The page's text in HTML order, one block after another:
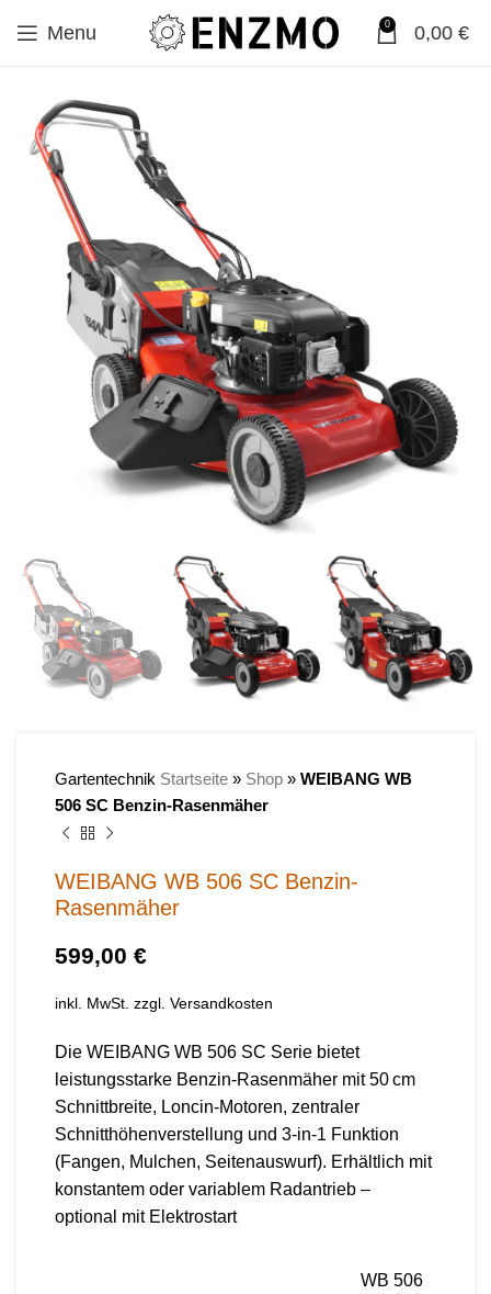
Menu 0 0,00 €
Gartentechnik Startseite » Shop » WEIBANG WB
506 SC Benzin-Rasenmäher
WEIBANG WB 506 SC Benzin-
Rasenmäher
€
inkl. MwSt. zzgl. Versandkosten
Die WEIBANG WB 506 SC Serie bietet
leistungsstarke Benzin-Rasenmäher mit 50 cm
Schnittbreite, Loncin-Motoren, zentraler
Schnitthöhenverstellung und 3-in-1 Funktion
(Fangen, Mulchen, Seitenauswurf). Erhältlich mit
konstantem oder variablem Radantrieb –
optional mit Elektrostart
WB 506